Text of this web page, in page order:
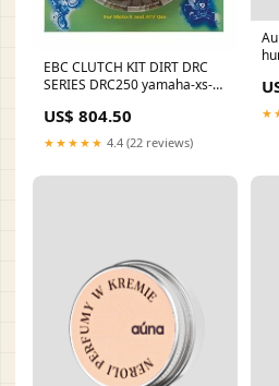
EBC CLUTCH KIT DIRT DRC
SERIES DRC250 yamaha-xs-
US$ 804.50
★★★★★ 4.4 (22 reviews)